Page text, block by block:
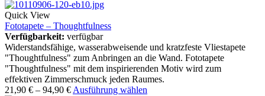
Quick View
Fototapete – Thoughtfulness
Verfügbarkeit: verfügbar
Widerstandsfähige, wasserabweisende und kratzfeste Vliestapete
"Thoughtfulness" zum Anbringen an die Wand. Fototapete
"Thoughtfulness" mit dem inspirierenden Motiv wird zum
effektiven Zimmerschmuck jeden Raumes.
21,90 € – 94,90 € Ausführung wählen